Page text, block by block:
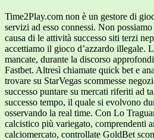
Time2Play.com non è un gestore di
servizi ad esso connessi. Non
causa di le attività successo siti terzi
accettiamo il gioco d’azzardo illegale.
mancate, durante la discorso
Fastbet. Altresì chiamate quick bet e
trovare su StarVegas scommesse
successo puntare su mercati riferiti ad
successo tempo, il quale si evolvono
osservando la real time. Con Lo
calcistico più variegato, comprendenti
calciomercato, controllate GoldBet